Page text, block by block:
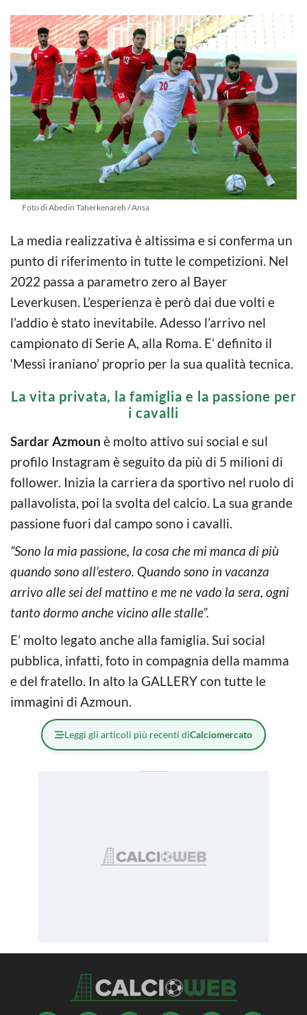
Foto di Abedin Taherkenareh / Ansa
La media realizzativa è altissima e si conferma un
punto di riferimento in tutte le competizioni. Nel
2022 passa a parametro zero al Bayer
Leverkusen. L’esperienza è però dai due volti e
l’addio è stato inevitabile. Adesso l’arrivo nel
campionato di Serie A, alla Roma. E’ definito il
‘Messi iraniano’ proprio per la sua qualità tecnica.
La vita privata, la famiglia e la passione per
i cavalli
Sardar Azmoun è molto attivo sui social e sul
profilo Instagram è seguito da più di 5 milioni di
follower. Inizia la carriera da sportivo nel ruolo di
pallavolista, poi la svolta del calcio. La sua grande
passione fuori dal campo sono i cavalli.
“Sono la mia passione, la cosa che mi manca di più
quando sono all’estero. Quando sono in vacanza
arrivo alle sei del mattino e me ne vado la sera, ogni
tanto dormo anche vicino alle stalle”.
E’ molto legato anche alla famiglia. Sui social
pubblica, infatti, foto in compagnia della mamma
e del fratello. In alto la GALLERY con tutte le
immagini di Azmoun.
Leggi gli articoli più recenti diCalciomercato